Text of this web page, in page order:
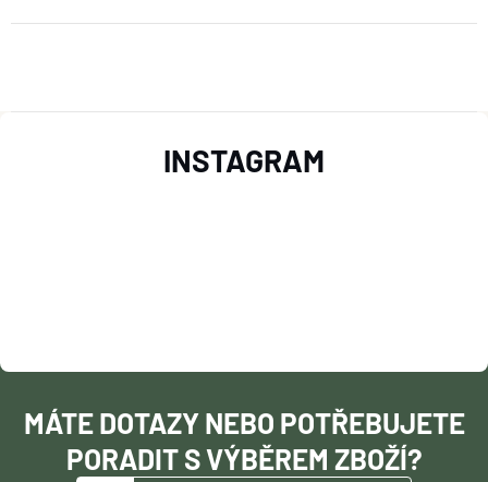
T
MÁTE DOTAZY NEBO POTŘEBUJETE
PORADIT S VÝBĚREM ZBOŽÍ?
INSTAGRAM